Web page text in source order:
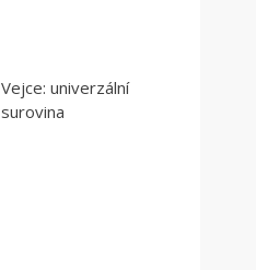
Vejce: univerzální
surovina